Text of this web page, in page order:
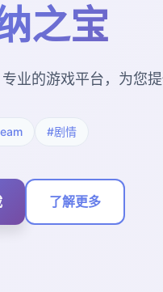
之宝
业的游戏平台，为您提
#剧情
了解更多